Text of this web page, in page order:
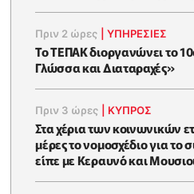
Πριν 2 ώρες |ΥΠΗΡΕΣΙΕΣ
Το ΤΕΠΑΚ διοργανώνει το
Γλώσσα και Διαταραχές»
Πριν 3 ώρες ΚΥΠΡΟΣ
Στα χέρια των κοινωνικών
μέρες το νομοσχέδιο για το
είπε με Κεραυνό και